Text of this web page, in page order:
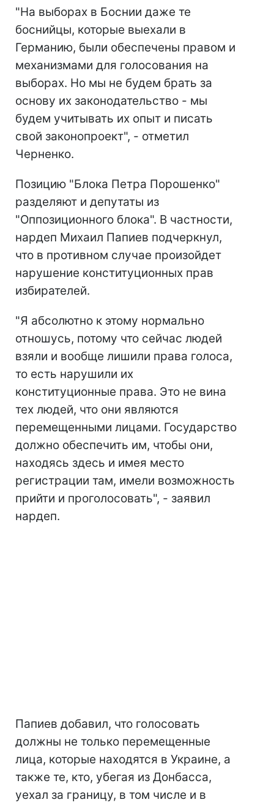
"На выборах в Боснии даже те
боснийцы, которые выехали в
Германию, были обеспечены правом и
механизмами для голосования на
выборах. Но мы не будем брать за
основу их законодательство - мы
будем учитывать их опыт и писать
свой законопроект", - отметил
Черненко.
Позицию "Блока Петра Порошенко"
разделяют и депутаты из
"Оппозиционного блока". В частности,
нардеп Михаил Папиев подчеркнул,
что в противном случае произойдет
нарушение конституционных прав
избирателей.
"Я абсолютно к этому нормально
отношусь, потому что сейчас людей
взяли и вообще лишили права голоса,
то есть нарушили их
конституционные права. Это не вина
тех людей, что они являются
перемещенными лицами. Государство
должно обеспечить им, чтобы они,
находясь здесь и имея место
регистрации там, имели возможность
прийти и проголосовать", - заявил
нардеп.
Папиев добавил, что голосовать
должны не только перемещенные
лица, которые находятся в Украине, а
также те, кто, убегая из Донбасса,
уехал за границу, в том числе и в